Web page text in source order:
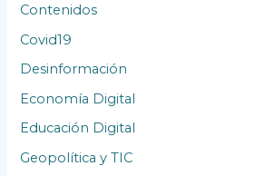
Contenidos
Covid19
Desinformación
Economía Digital
Educación Digital
Geopolítica y TIC